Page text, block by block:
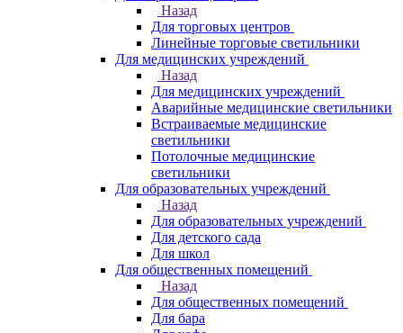
Назад
Для торговых центров
Линейные торговые светильники
Для медицинских учреждений
Назад
Для медицинских учреждений
Аварийные медицинские светильники
Встраиваемые медицинские
светильники
Потолочные медицинские
светильники
Для образовательных учреждений
Назад
Для образовательных учреждений
Для детского сада
Для школ
Для общественных помещений
Назад
Для общественных помещений
Для бара